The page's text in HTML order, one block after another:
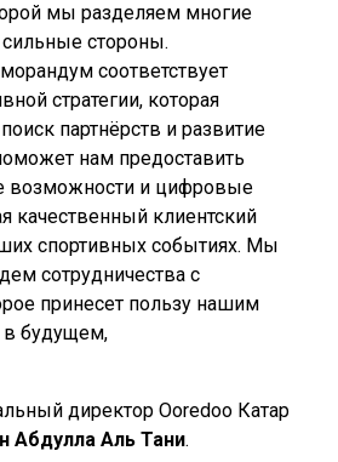
мы разделяем многие
стороны.
соответствует
стратегии, которая
партнёрств и развитие
нам предоставить
возможности и цифровые
качественный клиентский
спортивных событиях. Мы
сотрудничества с
принесет пользу нашим
в будущем,
директор Ooredoo Катар
Абдулла Аль Тани.